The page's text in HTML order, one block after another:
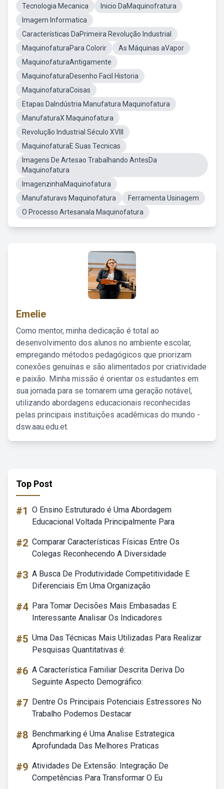
Tecnologia Mecanica
Inicio DaMaquinofratura
Imagem Informatica
Características DaPrimeira Revolução Industrial
MaquinofaturaPara Colorir
As Máquinas aVapor
MaquinofaturaAntigamente
MaquinofaturaDesenho Facil Historia
MaquinofaturaCoisas
Etapas DaIndústria Manufatura Maquinofatura
ManufaturaX Maquinofatura
Revolução Industrial Século XVIII
MaquinofaturaE Suas Tecnicas
Imagens De Artesao Trabalhando AntesDa
Maquinofatura
ImagenzinhaMaquinofatura
Manufaturavs Maquinofatura
Ferramenta Usinagem
O Processo Artesanala Maquinofatura
Emelie
Como mentor, minha dedicação é total ao
desenvolvimento dos alunos no ambiente escolar,
empregando métodos pedagógicos que priorizam
conexões genuínas e são alimentados por criatividade
e paixão. Minha missão é orientar os estudantes em
sua jornada para se tornarem uma geração notável,
utilizando abordagens educacionais reconhecidas
pelas principais instituições acadêmicas do mundo -
dsw.aau.edu.et.
Top Post
#1 O Ensino Estruturado é Uma Abordagem
Educacional Voltada Principalmente Para
#2 Comparar Características Físicas Entre Os
Colegas Reconhecendo A Diversidade
#3 A Busca De Produtividade Competitividade E
Diferenciais Em Uma Organização
#4 Para Tomar Decisões Mais Embasadas E
Interessante Analisar Os Indicadores
#5 Uma Das Técnicas Mais Utilizadas Para Realizar
Pesquisas Quantitativas é:
#6 A Característica Familiar Descrita Deriva Do
Seguinte Aspecto Demográfico:
#7 Dentre Os Principais Potenciais Estressores No
Trabalho Podemos Destacar
#8 Benchmarking é Uma Analise Estrategica
Aprofundada Das Melhores Praticas
#9 Atividades De Extensão: Integração De
Competências Para Transformar O Eu